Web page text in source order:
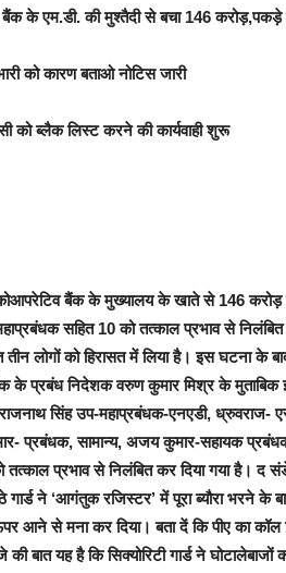
के एम.डी. की मुश्तैदी से बचा 146
को कारण बताओ नोटिस जारी
को ब्लैक लिस्ट करने की कार्यवाही शुरू
बैंक के मुख्यालय के खाते से 146
सहित 10 को तत्काल प्रभाव से निलंबित
लोगों को हिरासत में लिया है। इस घटना के
के प्रबंध निदेशक वरुण कुमार मिश्र के मुताबिक
राजनाथ सिंह उप-महाप्रबंधक-एनएडी,
प्रबंधक, सामान्य, अजय कुमार-सहायक
तत्काल प्रभाव से निलंबित कर दिया गया है।द
गार्ड ने ‘आगंतुक रजिस्टर’ में पूरा ब्यौरा भरने
आने से मना कर दिया। बता दें कि पीए का
की बात यह है किसिक्योरिटी गार्ड ने